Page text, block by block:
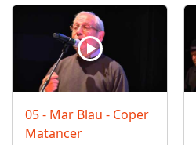
05 - Mar Blau - Coper
Matancer